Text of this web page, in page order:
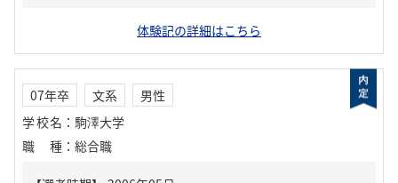
体験記の詳細はこちら
07年卒 文系
男性
学校名 ： 駒澤大学
職種 ： 総合職